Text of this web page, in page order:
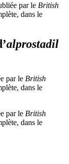
par le British
dans le
alprostadil
par le British
dans le
par le British
dans le